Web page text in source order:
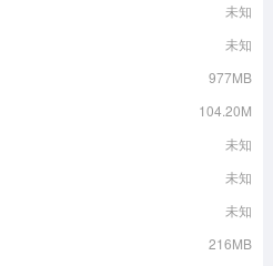
未知
未知
977MB
104.20M
未知
未知
未知
216MB